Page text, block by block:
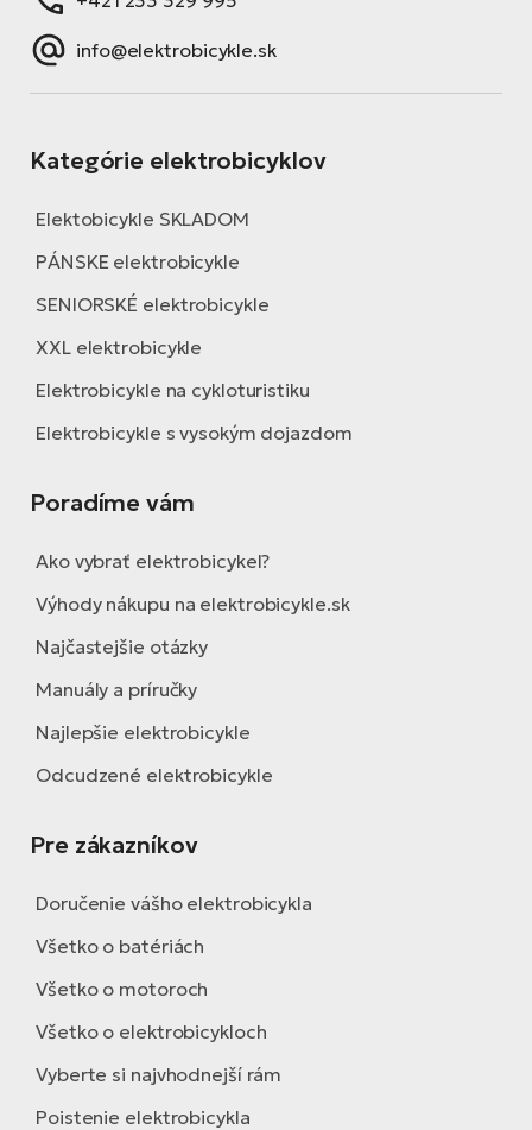
info@elektrobicykle.sk
Kategórie elektrobicyklov
Elektobicykle SKLADOM
PÁNSKE elektrobicykle
SENIORSKÉ elektrobicykle
XXL elektrobicykle
Elektrobicykle na cykloturistiku
Elektrobicykle s vysokým dojazdom
Poradíme vám
Ako vybrať elektrobicykel?
Výhody nákupu na elektrobicykle.sk
Najčastejšie otázky
Manuály a príručky
Najlepšie elektrobicykle
Odcudzené elektrobicykle
Pre zákazníkov
Doručenie vášho elektrobicykla
Všetko o batériách
Všetko o motoroch
Všetko o elektrobicykloch
Vyberte si najvhodnejší rám
Poistenie elektrobicykla